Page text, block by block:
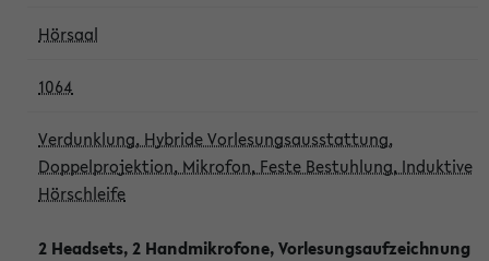
Hörsaal
1064
Verdunklung, Hybride Vorlesungsausstattung,
Doppelprojektion, Mikrofon, Feste Bestuhlung, Induktive
Hörschleife
2 Headsets, 2 Handmikrofone, Vorlesungsaufzeichnung